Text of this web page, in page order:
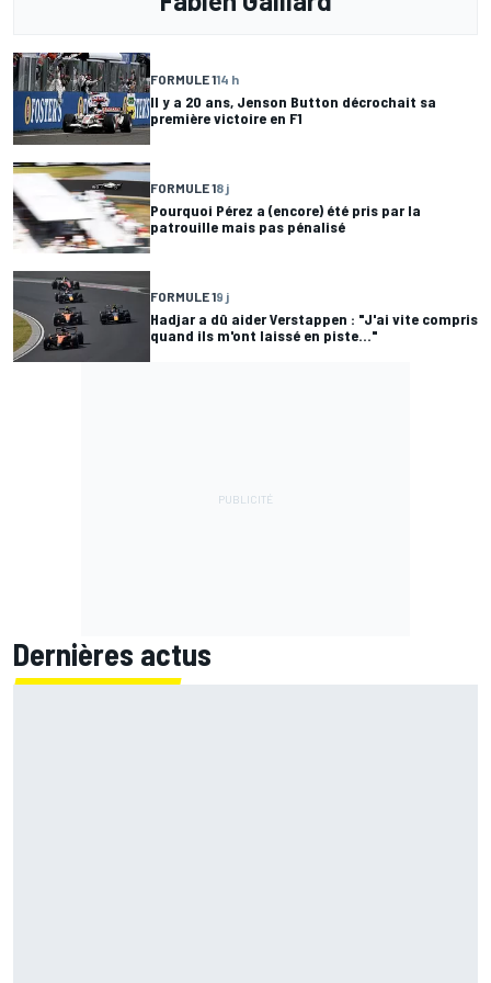
FORMULE 114 h
Il y a 20 ans, Jenson Button décrochait sa
première victoire en F1
FORMULE 18 j
Pourquoi Pérez a (encore) été pris par la
patrouille mais pas pénalisé
FORMULE 19 j
Hadjar a dû aider Verstappen : "J'ai vite compris
quand ils m'ont laissé en piste..."
Dernières actus